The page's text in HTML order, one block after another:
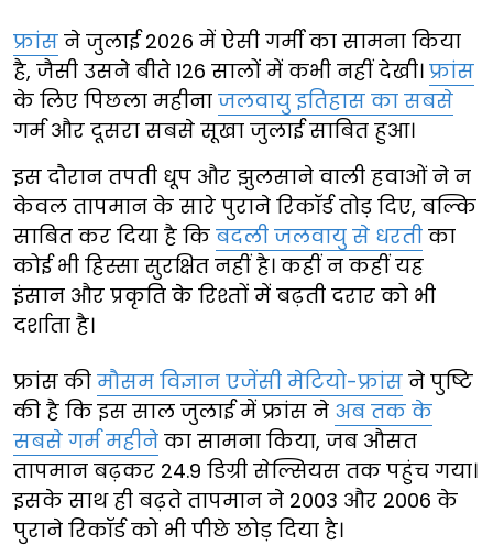
फ्रांस ने जुलाई 2026 में ऐसी गर्मी का सामना किया
है, जैसी उसने बीते 126 सालों में कभी नहीं देखी। फ्रांस
के लिए पिछला महीना जलवायु इतिहास का सबसे
गर्म और दूसरा सबसे सूखा जुलाई साबित हुआ।
इस दौरान तपती धूप और झुलसाने वाली हवाओं ने न
केवल तापमान के सारे पुराने रिकॉर्ड तोड़ दिए, बल्कि
साबित कर दिया है कि बदली जलवायु से धरती का
कोई भी हिस्सा सुरक्षित नहीं है। कहीं न कहीं यह
इंसान और प्रकृति के रिश्तों में बढ़ती दरार को भी
दर्शाता है।
फ्रांस की मौसम विज्ञान एजेंसी मेटियो-फ्रांस ने पुष्टि
की है कि इस साल जुलाई में फ्रांस ने अब तक के
सबसे गर्म महीने का सामना किया, जब औसत
तापमान बढ़कर 24.9 डिग्री सेल्सियस तक पहुंच गया।
इसके साथ ही बढ़ते तापमान ने 2003 और 2006 के
पुराने रिकॉर्ड को भी पीछे छोड़ दिया है।